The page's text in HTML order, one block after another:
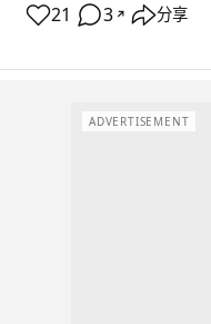
21 3 ↗ 分享
ADVERTISEMENT